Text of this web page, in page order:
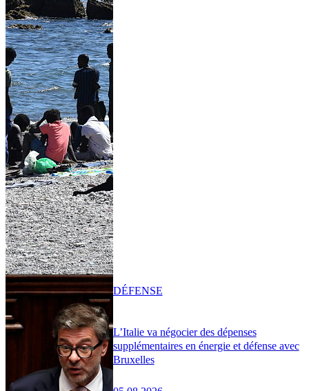
L’Italie va négocier des dépenses
supplémentaires en énergie et défense avec
Bruxelles
DÉFENSE